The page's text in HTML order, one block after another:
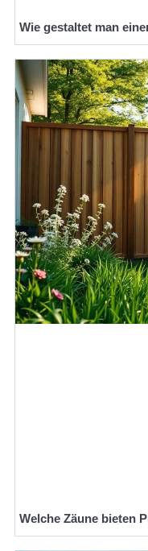
Wie gestaltet man
Welche Zäune bieten